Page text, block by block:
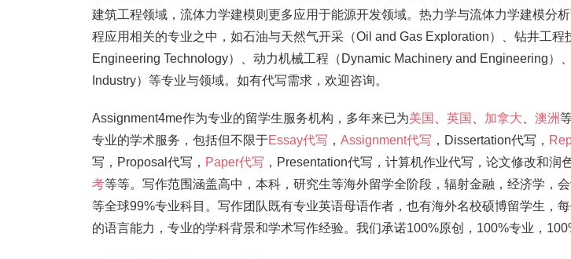
建筑工程领域，流体力学建模则更多应用于能源开发领域。热力学与流体力学建模分
程应用相关的专业之中，如石油与天然气开采（Oil and Gas Exploration）、钻井工程
Engineering Technology）、动力机械工程（Dynamic Machinery and Engineering）
Industry）等专业与领域。如有代写需求，欢迎咨询。
Assignment4me作为专业的留学生服务机构，多年来已为美国 英国 加拿大 澳洲
专业的学术服务，包括但不限于Essay代写 ， Assignment代写 ，Dissertation代写，
写，Proposal代写， Paper代写 ，Presentation代写，计算机作业代写，论文修改和润
考等等。写作范围涵盖高中，本科，研究生等海外留学全阶段，辐射金融，经济学，
等全球99%专业科目。写作团队既有专业英语母语作者，也有海外名校硕博留学生，
的语言能力，专业的学科背景和学术写作经验。我们承诺100%原创，100%专业，